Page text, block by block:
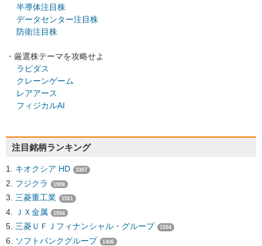
半導体注目株
データセンター注目株
防衛注目株
・厳選株テーマを攻略せよ
ラピダス
クレーンゲーム
レアアース
フィジカルAI
注目銘柄ランキング
キオクシア HD 3307
フジクラ 1908
三菱重工業 1561
ＪＸ金属 1504
三菱ＵＦＪフィナンシャル・グループ 1504
ソフトバンクグループ 1406